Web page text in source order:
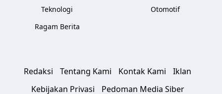
Teknologi
Ragam Berita
Otomotif
Redaksi Tentang Kami Kontak Kami
Iklan
Kebijakan Privasi
Pedoman Media Siber